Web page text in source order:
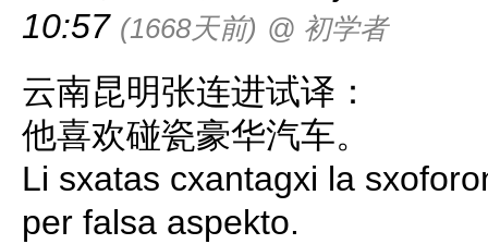
10:57 (1668天前) @ 初学者
云南昆明张连进试译：
他喜欢碰瓷豪华汽车。
Li sxatas cxantagxi la
per falsa aspekto.